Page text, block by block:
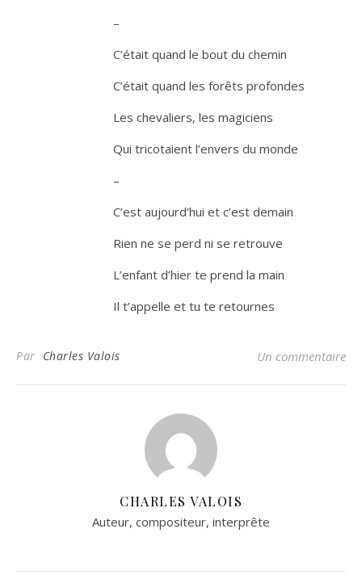
–
C’était quand le bout du chemin
C’était quand les forêts profondes
Les chevaliers, les magiciens
Qui tricotaient l’envers du monde
–
C’est aujourd’hui et c’est demain
Rien ne se perd ni se retrouve
L’enfant d’hier te prend la main
Il t’appelle et tu te retournes
Par Charles Valois Un commentaire
CHARLES VALOIS
Auteur, compositeur, interprête